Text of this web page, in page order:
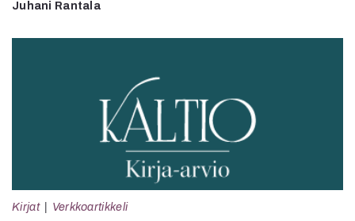
Juhani Rantala
Kirjat Verkkoartikkeli